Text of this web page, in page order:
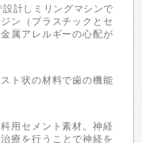
計しミリングマシンで
ン（プラスチックとセ
属アレルギーの心配が
ト状の材料で歯の機能
用セメント素材。神経
療を行うことで神経を